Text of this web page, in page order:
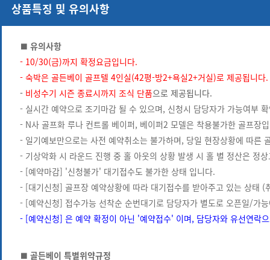
상품특징 및 유의사항
■ 유의사항
- 10/30(금)까지 확정요금입니다.
- 숙박은 골든베이 골프텔 4인실(42평-방2+욕실2+거실)로 제공됩니다.
- 비성수기 시즌 종료시까지 조식 단품으로 제공됩니다.
- 실시간 예약으로 조기마감 될 수 있으며, 신청시 담당자가 가능여부
- N사 골프화 루나 컨트롤 베이퍼, 베이퍼2 모델은 착용불가한 골프장
- 일기예보만으로는 사전 예약취소는 불가하며, 당일 현장상황에 따른
- 기상악화 시 라운드 진행 중 홀 아웃의 상황 발생 시 홀 별 정산은 정
- [예약마감] '신청불가' 대기접수도 불가한 상태 입니다.
- [대기신청] 골프장 예약상황에 따라 대기접수를 받아주고 있는 상태
- [예약신청] 접수가능 선착순 순번대기로 담당자가 별도로 오픈일/가
- [예약신청] 은 예약 확정이 아닌 '예약접수' 이며, 담당자와 유선연락
■ 골든베이 특별위약규정